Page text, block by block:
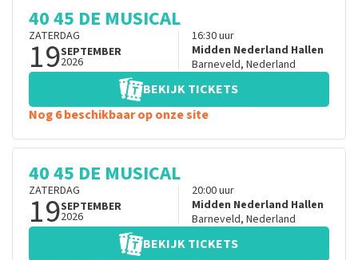
40 45 DE MUSICAL
ZATERDAG
19SEPTEMBER
2026
16:30uur
Midden Nederland Hallen
Barneveld, Nederland
BEKIJK TICKETS
Nog 6 beschikbaar op onze site
40 45 DE MUSICAL
ZATERDAG
19SEPTEMBER
2026
20:00uur
Midden Nederland Hallen
Barneveld, Nederland
BEKIJK TICKETS